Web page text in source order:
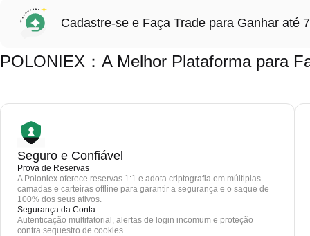
Cadastre-se e Faça Trade para Ganhar até
POLONIEX：A Melhor Plataforma para
Seguro e Confiável
Prova de Reservas
A Poloniex oferece reservas 1:1 e adota criptografia em múltiplas
camadas e carteiras offline para garantir a segurança e o saque de
100% dos seus ativos.
Segurança da Conta
Autenticação multifatorial, alertas de login incomum e proteção
contra sequestro de cookies